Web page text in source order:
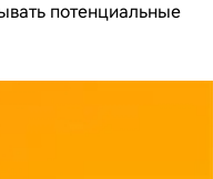
потенциальные